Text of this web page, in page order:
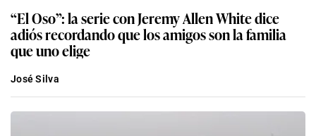
“El Oso”: la serie con Jeremy Allen White dice
adiós recordando que los amigos son la familia
que uno elige
José Silva